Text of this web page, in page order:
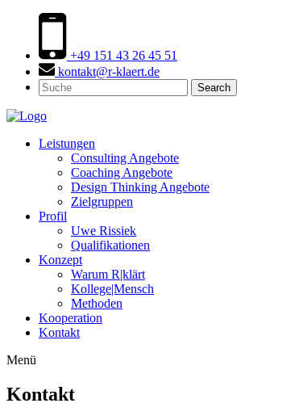
+49 151 43 26 45 51
kontakt@r-klaert.de
Search
Leistungen
Consulting Angebote
Coaching Angebote
Design Thinking Angebote
Zielgruppen
Profil
Uwe Rissiek
Qualifikationen
Konzept
Warum R|klärt
Kollege|Mensch
Methoden
Kooperation
Kontakt
Menü
Kontakt